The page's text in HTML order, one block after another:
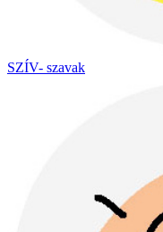
SZÍV- szavak